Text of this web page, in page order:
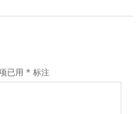
已用 * 标注